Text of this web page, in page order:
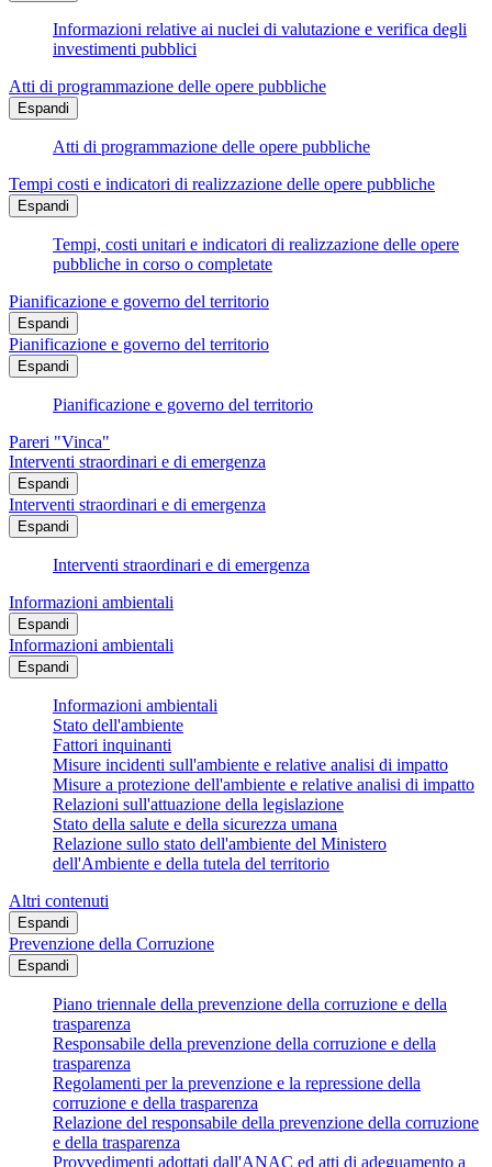
Informazioni relative ai nuclei di valutazione e verifica degli
investimenti pubblici
Atti di programmazione delle opere pubbliche
Espandi
Atti di programmazione delle opere pubbliche
Tempi costi e indicatori di realizzazione delle opere pubbliche
Espandi
Tempi, costi unitari e indicatori di realizzazione delle opere
pubbliche in corso o completate
Pianificazione e governo del territorio
Espandi
Pianificazione e governo del territorio
Espandi
Pianificazione e governo del territorio
Pareri "Vinca"
Interventi straordinari e di emergenza
Espandi
Interventi straordinari e di emergenza
Espandi
Interventi straordinari e di emergenza
Informazioni ambientali
Espandi
Informazioni ambientali
Espandi
Informazioni ambientali
Stato dell'ambiente
Fattori inquinanti
Misure incidenti sull'ambiente e relative analisi di impatto
Misure a protezione dell'ambiente e relative analisi di impatto
Relazioni sull'attuazione della legislazione
Stato della salute e della sicurezza umana
Relazione sullo stato dell'ambiente del Ministero
dell'Ambiente e della tutela del territorio
Altri contenuti
Espandi
Prevenzione della Corruzione
Espandi
Piano triennale della prevenzione della corruzione e della
trasparenza
Responsabile della prevenzione della corruzione e della
trasparenza
Regolamenti per la prevenzione e la repressione della
corruzione e della trasparenza
Relazione del responsabile della prevenzione della corruzione
e della trasparenza
Provvedimenti adottati dall'ANAC ed atti di adeguamento a